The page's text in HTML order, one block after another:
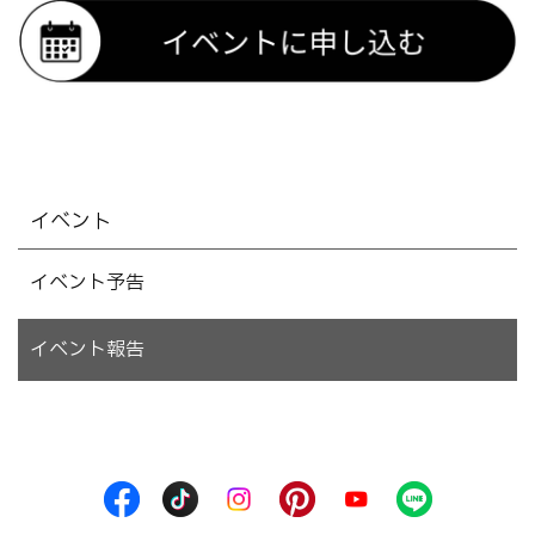
イベント
イベント予告
イベント報告